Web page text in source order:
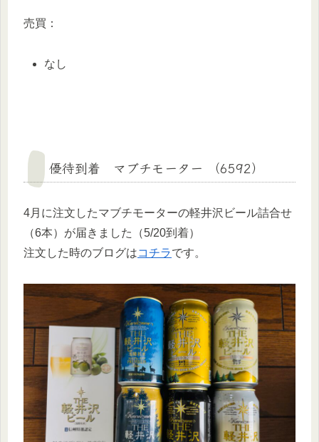
売買：
なし
優待到着 マブチモーター （6592）
4月に注文したマブチモーターの軽井沢ビール詰合せ
（6本）が届きました（5/20到着）
注文した時のブログはコチラです。